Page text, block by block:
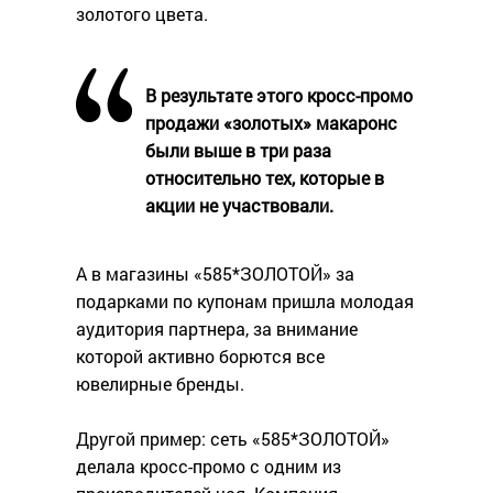
золотого цвета.
В результате этого кросс-промо
продажи «золотых» макаронс
были выше в три раза
относительно тех, которые в
акции не участвовали.
А в магазины «585*ЗОЛОТОЙ» за
подарками по купонам пришла молодая
аудитория партнера, за внимание
которой активно борются все
ювелирные бренды.
Другой пример: сеть «585*ЗОЛОТОЙ»
делала кросс-промо с одним из